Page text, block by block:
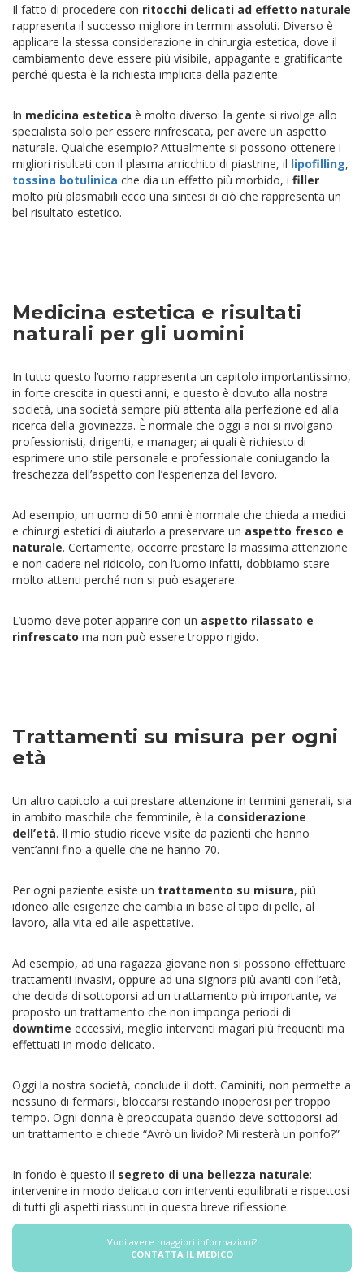
Il fatto di procedere con ritocchi delicati ad effetto naturale
rappresenta il successo migliore in termini assoluti. Diverso è
applicare la stessa considerazione in chirurgia estetica, dove il
cambiamento deve essere più visibile, appagante e gratificante
perché questa è la richiesta implicita della paziente.
In medicina estetica è molto diverso: la gente si rivolge allo
specialista solo per essere rinfrescata, per avere un aspetto
naturale. Qualche esempio? Attualmente si possono ottenere i
migliori risultati con il plasma arricchito di piastrine, il lipofilling,
tossina botulinica che dia un effetto più morbido, i filler
molto più plasmabili ecco una sintesi di ciò che rappresenta un
bel risultato estetico.
Medicina estetica e risultati
naturali per gli uomini
In tutto questo l’uomo rappresenta un capitolo importantissimo,
in forte crescita in questi anni, e questo è dovuto alla nostra
società, una società sempre più attenta alla perfezione ed alla
ricerca della giovinezza. È normale che oggi a noi si rivolgano
professionisti, dirigenti, e manager; ai quali è richiesto di
esprimere uno stile personale e professionale coniugando la
freschezza dell’aspetto con l’esperienza del lavoro.
Ad esempio, un uomo di 50 anni è normale che chieda a medici
e chirurgi estetici di aiutarlo a preservare un aspetto fresco e
naturale. Certamente, occorre prestare la massima attenzione
e non cadere nel ridicolo, con l’uomo infatti, dobbiamo stare
molto attenti perché non si può esagerare.
L’uomo deve poter apparire con un aspetto rilassato e
rinfrescato ma non può essere troppo rigido.
Trattamenti su misura per ogni
età
Un altro capitolo a cui prestare attenzione in termini generali, sia
in ambito maschile che femminile, è la considerazione
dell’età. Il mio studio riceve visite da pazienti che hanno
vent’anni fino a quelle che ne hanno 70.
Per ogni paziente esiste un trattamento su misura, più
idoneo alle esigenze che cambia in base al tipo di pelle, al
lavoro, alla vita ed alle aspettative.
Ad esempio, ad una ragazza giovane non si possono effettuare
trattamenti invasivi, oppure ad una signora più avanti con l’età,
che decida di sottoporsi ad un trattamento più importante, va
proposto un trattamento che non imponga periodi di
downtime eccessivi, meglio interventi magari più frequenti ma
effettuati in modo delicato.
Oggi la nostra società, conclude il dott. Caminiti, non permette a
nessuno di fermarsi, bloccarsi restando inoperosi per troppo
tempo. Ogni donna è preoccupata quando deve sottoporsi ad
un trattamento e chiede “Avrò un livido? Mi resterà un ponfo?”
In fondo è questo il segreto di una bellezza naturale:
intervenire in modo delicato con interventi equilibrati e rispettosi
di tutti gli aspetti riassunti in questa breve riflessione.
Vuoi avere maggiori informazioni?
CONTATTA IL MEDICO